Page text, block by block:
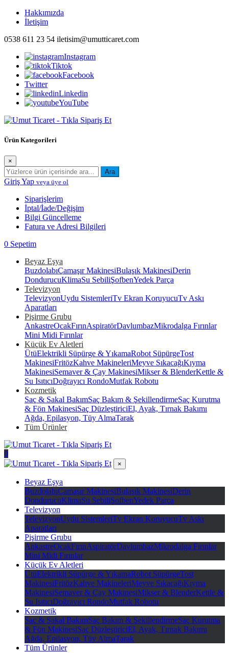
İçeriği
Geç
Hakkımızda
İletişim
0538 611 23 54 iletisim@umutticaret.com
Instagram
Tiktok
Facebook
Twitter
Linkedin
YouTube
Beyaz eşya ve ev aletleri uygun fiyatlarla online alışveriş sitesi
umutticaret.com'da. Ücretsiz kargo fırsatları ile her şey ayağına gelsin.
Ürün Kategorileri
×
Ara
Giriş Yap veya üye ol
Siparişlerim
İptal/İade/Değişim
Bilgi Güncelleme
Fatura ve Adresi Bilgileri
0 Sepetim
Beyaz Eşya
BuzdolabıÇamaşır MakinesiBulaşık MakinesiDerin
DondurucuKlimaSu SebiliŞofbenYedek Parça
Televizyon
TelevizyonUydu SistemleriTv Ekran KoruyucuTv Askı
Aparatları
Pişirme Grubu
AnkastreOcakFırınAspiratörDavlumbazMikrodalga Fırınlar
Mini Midi Fırınlar
Küçük Ev Aletleri
ÜtüElektrikli Süpürge & YıkamaRobot SüpürgeTost
MakinesiFritözKahve MakineleriMeyve SıkacağıKıyma
MakinesiSemaver & Çay MakinesiMikser & BlenderKettle &
Su IsıtıcıDoğrayıcı RondoMutfak Robotu
Kozmetik
Saç & Sakal BakımSaç Bakım & ŞekillendirmeSaç Kurutma
& Fön MakinesiSaç DüzleştiriciEl, Ayak, Tırnak Bakımı
Ağda, Epilasyon, Tüy AlmaTarak
Tüm Ürünler
0
×
Beyaz Eşya
BuzdolabıÇamaşır MakinesiBulaşık MakinesiDerin
DondurucuKlimaSu SebiliŞofbenYedek Parça
Televizyon
TelevizyonUydu SistemleriTv Ekran KoruyucuTv Askı
Aparatları
Pişirme Grubu
AnkastreOcakFırınAspiratörDavlumbazMikrodalga Fırınlar
Mini Midi Fırınlar
Küçük Ev Aletleri
ÜtüElektrikli Süpürge & YıkamaRobot SüpürgeTost
MakinesiFritözKahve MakineleriMeyve SıkacağıKıyma
MakinesiSemaver & Çay MakinesiMikser & BlenderKettle &
Su IsıtıcıDoğrayıcı RondoMutfak Robotu
Kozmetik
Saç & Sakal BakımSaç Bakım & ŞekillendirmeSaç Kurutma
& Fön MakinesiSaç DüzleştiriciEl, Ayak, Tırnak Bakımı
Ağda, Epilasyon, Tüy AlmaTarak
Tüm Ürünler